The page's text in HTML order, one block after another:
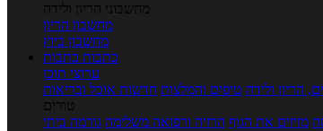
מחשבוני הריון ולידה
מחשבון הריון
מחשבון ביוץ
כתבות כתבות
ערוצי תוכן
הריון ולידה טיפים והמלצות חדשות אוכל ובריאות
טורים
מזיזים את הגוף הרזיה ורפואה משלימה גורמה ביתי